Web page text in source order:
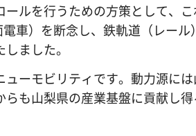
ルを行うための方策として、こ
車）を断念し、鉄軌道（レール
ました。
ーモビリティです。動力源に
も山梨県の産業基盤に貢献し得